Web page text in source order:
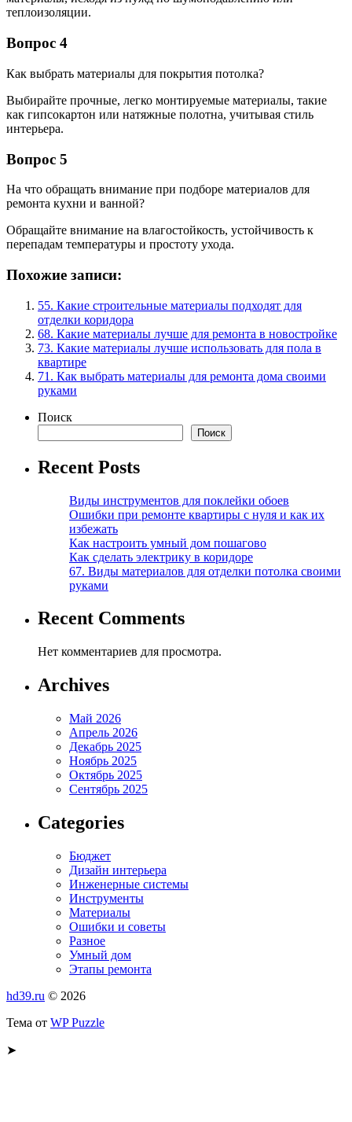
теплоизоляции.
Вопрос 4
Как выбрать материалы для покрытия потолка?
Выбирайте прочные, легко монтируемые материалы, такие
как гипсокартон или натяжные полотна, учитывая стиль
интерьера.
Вопрос 5
На что обращать внимание при подборе материалов для
ремонта кухни и ванной?
Обращайте внимание на влагостойкость, устойчивость к
перепадам температуры и простоту ухода.
Похожие записи:
55. Какие строительные материалы подходят для
отделки коридора
68. Какие материалы лучше для ремонта в новостройке
73. Какие материалы лучше использовать для пола в
квартире
71. Как выбрать материалы для ремонта дома своими
руками
Поиск
Поиск
Recent Posts
Виды инструментов для поклейки обоев
Ошибки при ремонте квартиры с нуля и как их
избежать
Как настроить умный дом пошагово
Как сделать электрику в коридоре
67. Виды материалов для отделки потолка своими
руками
Recent Comments
Нет комментариев для просмотра.
Archives
Май 2026
Апрель 2026
Декабрь 2025
Ноябрь 2025
Октябрь 2025
Сентябрь 2025
Categories
Бюджет
Дизайн интерьера
Инженерные системы
Инструменты
Материалы
Ошибки и советы
Разное
Умный дом
Этапы ремонта
hd39.ru © 2026
Тема от WP Puzzle
➤